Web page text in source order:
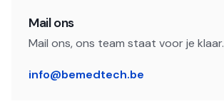
Mail ons
Mail ons, ons team staat voor je klaar.
info@bemedtech.be